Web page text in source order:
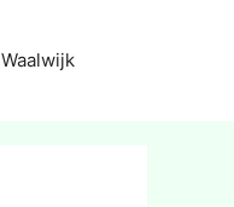
Waalwijk